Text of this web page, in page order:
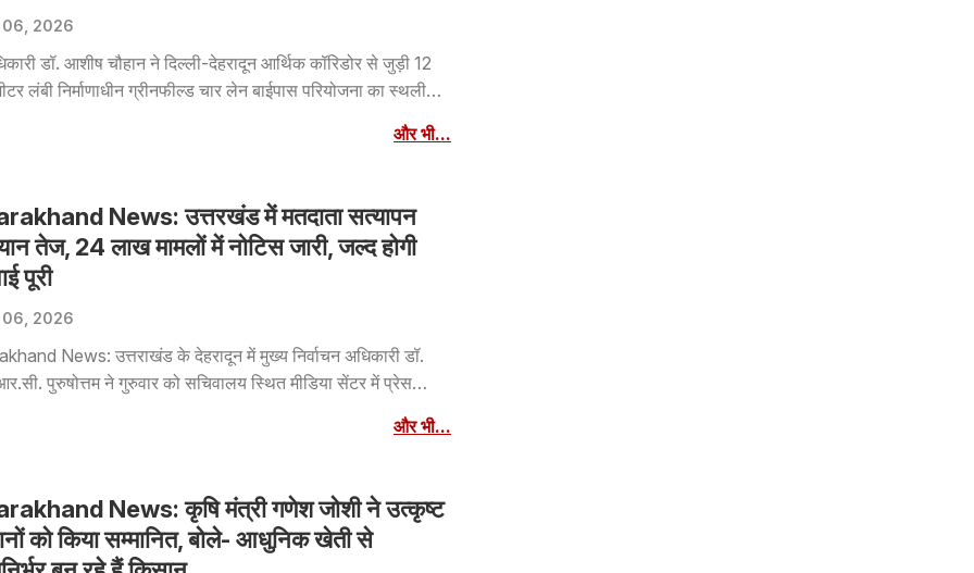
06, 2026
डॉ. आशीष चौहान ने दिल्ली-देहरादून आर्थिक कॉरिडोर से जुड़ी 12
लंबी निर्माणाधीन ग्रीनफील्ड चार लेन बाईपास परियोजना का स्थलीय
और भी...
News: उत्तरखंड में मतदाता सत्यापन
तेज, 24 लाख मामलों में नोटिस जारी, जल्द होगी
पूरी
06, 2026
News: उत्तराखंड के देहरादून में मुख्य निर्वाचन अधिकारी डॉ.
पुरुषोत्तम ने गुरुवार को सचिवालय स्थित मीडिया सेंटर में प्रेस
कर विस्तार पूर्वक जानकारी दी। इस अवसर पर मुख्य निर्वाचन अधिकारी
के सापेक्ष 20 लाख 27 हजार नोटिस मतदाताओं तक पंहुचा दिए गए हैं। मुख्य
अधिकारी ने बताया कि 14 जुलाई से 5 अगस्त तक दावे और आपत्तियों के
फार्म 6 के 57 हजार, फार्म 7 के 22 हजार 668 एवं फार्म 8 के 26
और भी...
News: कृषि मंत्री गणेश जोशी ने उत्कृष्ट
को किया सम्मानित, बोले- आधुनिक खेती से